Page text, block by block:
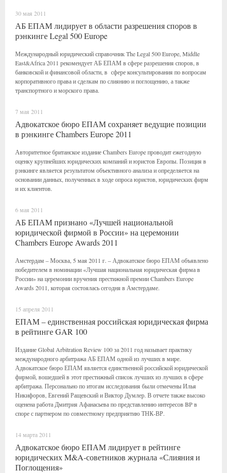
30 мая 2011
АБ ЕПАМ лидирует в области разрешения споров в
рэнкинге Legal 500 Europe
Международный юридический справочник The Legal 500 Europe, Middle
East&Africa 2011 рекомендует АБ ЕПАМ в сфере разрешения споров, в
банковской и финансовой области, в сфере консультирования по вопросам
корпоративного права и сделкам по слиянию и поглощению, а также
транспортного и морского права.
7 мая 2011
Адвокатское бюро ЕПАМ сохраняет ведущие позиции
в рэнкинге Chambers Europe 2011
Авторитетное британское издание Chambers Europe проводит ежегодную
оценку крупнейших юридических компаний и юристов Европы. Позиция в
рэнкинге является результатом объективного анализа и определяется на
основании данных, полученных в ходе опроса юристов, юридических фирм
и их клиентов.
6 мая 2011
АБ ЕПАМ признано «Лучшей национальной
юридической фирмой в России» на церемонии
Chambers Europe Awards 2011
Амстердам – Москва, 5 мая 2011 г. – Адвокатское бюро ЕПАМ объявлено
победителем в номинации «Лучшая национальная юридическая фирма в
России» на церемонии вручения престижной премии Chambers Europe
Awards 2011, которая состоялась сегодня в Амстердаме.
15 апреля 2011
ЕПАМ – единственная российская юридическая фирма
в рейтинге GAR 100
Издание Global Arbitration Review 100 за 2011 год называет практику
международного арбитража АБ ЕПАМ одной из лучших в мире.
Адвокатское бюро ЕПАМ является единственной российской юридической
фирмой, вошедшей в этот престижный список лучших из лучших в сфере
арбитража. Персонально по итогам исследования были отмечены Илья
Никифоров, Евгений Ращевский и Виктор Думлер. В отчете также высоко
оценена работа Дмитрия Афанасьева по представлению интересов BP в
споре с партнером по совместному предприятию ТНК-ВР.
14 марта 2011
Адвокатское бюро ЕПАМ лидирует в рейтинге
юридических M&A-советников журнала «Слияния и
Поглощения»